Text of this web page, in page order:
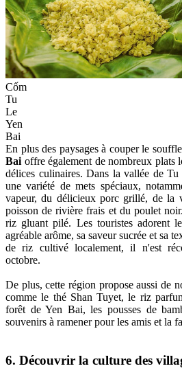
Cốm
Tu
Le
Yen
Bai
En plus des paysages à couper le
Bai offre également de nombreux plats
délices culinaires. Dans la vallée de
une variété de mets spéciaux,
vapeur, du délicieux porc grillé, de la
poisson de rivière frais et du poulet
riz gluant pilé. Les touristes adorent
agréable arôme, sa saveur sucrée et sa
de riz cultivé localement, il n'est
octobre.
De plus, cette région propose aussi de
comme le thé Shan Tuyet, le riz
forêt de Yen Bai, les pousses de
souvenirs à ramener pour les amis et la
6. Découvrir la culture des